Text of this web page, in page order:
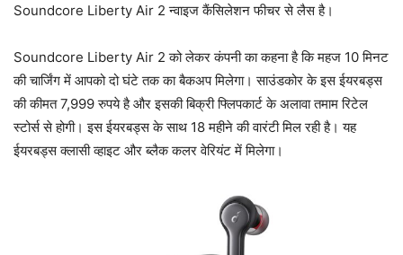
Soundcore Liberty Air 2 न्वाइज कैंसिलेशन फीचर से लैस है।
Soundcore Liberty Air 2 को लेकर कंपनी का कहना है कि महज 10 मिनट
की चार्जिंग में आपको दो घंटे तक का बैकअप मिलेगा। साउंडकोर के इस ईयरबड्स
की कीमत 7,999 रुपये है और इसकी बिक्री फ्लिपकार्ट के अलावा तमाम रिटेल
स्टोर्स से होगी। इस ईयरबड्स के साथ 18 महीने की वारंटी मिल रही है। यह
ईयरबड्स क्लासी व्हाइट और ब्लैक कलर वेरियंट में मिलेगा।